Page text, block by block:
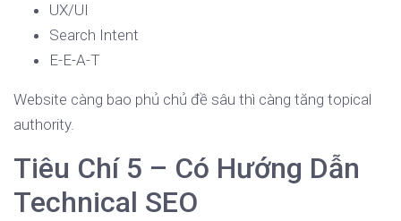
UX/UI
Search Intent
E-E-A-T
Website càng bao phủ chủ đề sâu thì càng tăng topical
authority.
Tiêu Chí 5 – Có Hướng Dẫn
Technical SEO